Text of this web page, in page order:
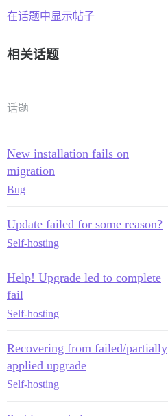
在话题中显示帖子
相关话题
话题
New installation fails on
migration
Bug
Update failed for some reason?
Self-hosting
Help! Upgrade led to complete
fail
Self-hosting
Recovering from failed/partially
applied upgrade
Self-hosting